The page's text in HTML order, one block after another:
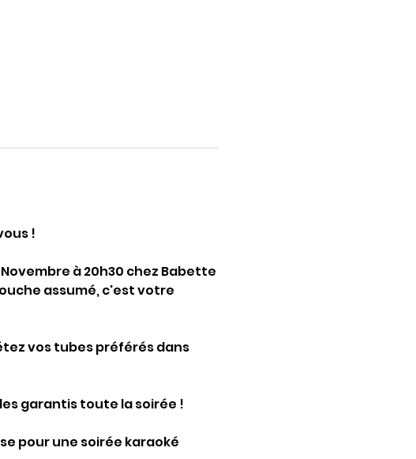
!
à 20h30 chez Babette
assumé, c'est votre
vos tubes préférés dans
garantis toute la soirée !
pour une soirée karaoké